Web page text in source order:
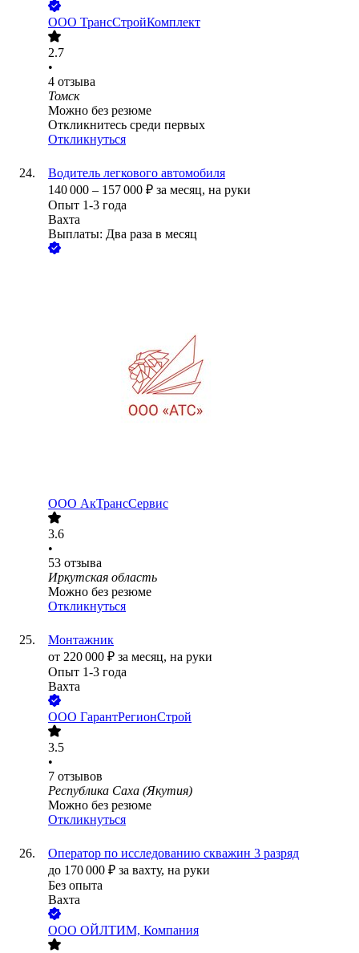
ООО ТрансСтройКомплект
2.7
•
4 отзыва
Томск
Можно без резюме
Откликнитесь среди первых
Откликнуться
Водитель легкового автомобиля
140 000 – 157 000 ₽ за месяц, на руки
Опыт 1-3 года
Вахта
Выплаты: Два раза в месяц
ООО АкТрансСервис
3.6
•
53 отзыва
Иркутская область
Можно без резюме
Откликнуться
Монтажник
от 220 000 ₽ за месяц, на руки
Опыт 1-3 года
Вахта
ООО ГарантРегионСтрой
3.5
•
7 отзывов
Республика Саха (Якутия)
Можно без резюме
Откликнуться
Оператор по исследованию скважин 3 разряд
до 170 000 ₽ за вахту, на руки
Без опыта
Вахта
ООО ОЙЛТИМ, Компания